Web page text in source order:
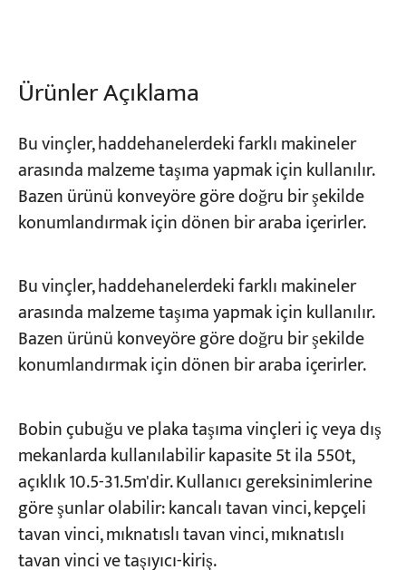
Haberler
Uygulamalar
Bize Ulaşın
Ürünler Açıklama
Bu vinçler, haddehanelerdeki farklı makineler
arasında malzeme taşıma yapmak için kullanılır.
Bazen ürünü konveyöre göre doğru bir şekilde
konumlandırmak için dönen bir araba içerirler.
Bu vinçler, haddehanelerdeki farklı makineler
arasında malzeme taşıma yapmak için kullanılır.
Bazen ürünü konveyöre göre doğru bir şekilde
konumlandırmak için dönen bir araba içerirler.
Bobin çubuğu ve plaka taşıma vinçleri iç veya dış
mekanlarda kullanılabilir kapasite 5t ila 550t,
açıklık 10.5-31.5m'dir. Kullanıcı gereksinimlerine
göre şunlar olabilir: kancalı tavan vinci, kepçeli
tavan vinci, mıknatıslı tavan vinci, mıknatıslı
tavan vinci ve taşıyıcı-kiriş.